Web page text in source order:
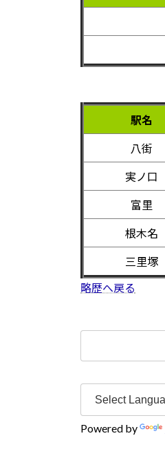
駅名
八街
実ノ口
富里
根木名
三里塚
略歴へ戻る
Powered by